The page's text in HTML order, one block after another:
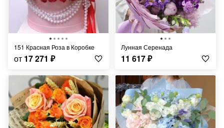
151 Красная Роза в Коробке
от 17 271 ₽
Лунная Серенада
11 617₽